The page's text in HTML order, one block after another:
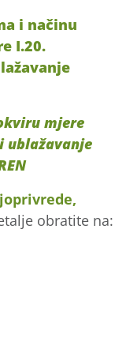
i načinu
I.20.
mjere
ublažavanje
obratite na: